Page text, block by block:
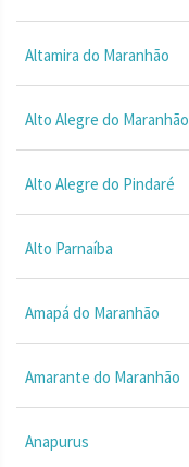
Altamira do Maranhão
Alto Alegre do Maranhão
Alto Alegre do Pindaré
Alto Parnaíba
Amapá do Maranhão
Amarante do Maranhão
Anapurus